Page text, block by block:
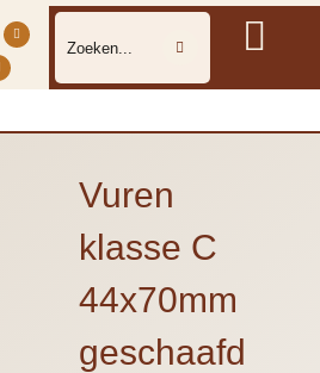
Vuren
klasse C
44x70mm
geschaafd